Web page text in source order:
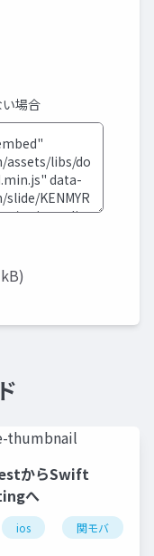
い場合
からSwift
へ
ios 関モバ